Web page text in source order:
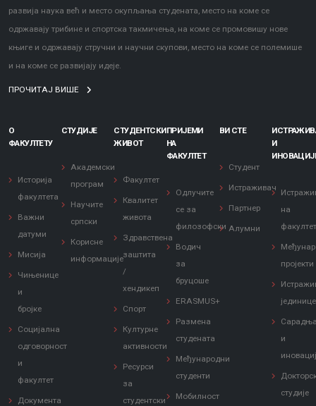
развија наука већ и место окупљања студената, место на коме се
одржавају трибине и спортска такмичења, на коме се промовишу нове
књиге и одржавају стручни и научни скупови, место на коме се полемише
и на коме се развијају идеје.
ПРОЧИТАЈ ВИШЕ
О
ФАКУЛТЕТУ
Историја
факултета
Важни
датуми
Мисија
Чињенице
и
бројке
Социјална
одговорност
и
факултет
Документа
СТУДИЈЕ
Академски
програм
Научите
српски
Корисне
информације
СТУДЕНТСКИ
ЖИВОТ
Факултет
Квалитет
живота
Здравствена
заштита
/
хендикеп
Спорт
Културне
активности
Ресурси
за
студентски
ПРИЈЕМИ
НА
ФАКУЛТЕТ
Одлучите
се за
филозофски
Водич
за
бруцоше
ERASMUS+
Размена
студената
Међународни
студенти
Мобилност
ВИ СТЕ
Студент
Истраживач
Партнер
Алумни
И
на
пројекти
јединице
и
студије